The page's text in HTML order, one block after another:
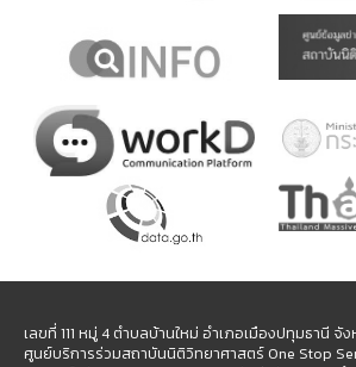
เลขที่ 111 หมู่ 4 ตำบลบ้านใหม่ อำเภอเมืองปทุมธานี
ศูนย์บริการร่วมสถาบันนิติวิทยาศาสตร์ One Stop